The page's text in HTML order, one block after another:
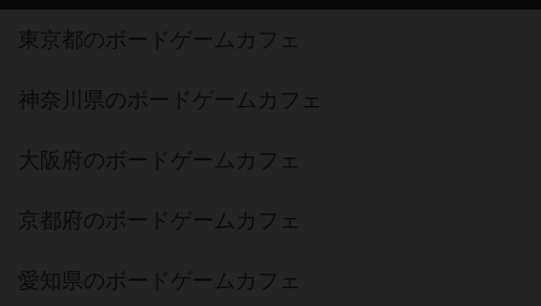
東京都のボードゲームカフェ
神奈川県のボードゲームカフェ
大阪府のボードゲームカフェ
京都府のボードゲームカフェ
愛知県のボードゲームカフェ